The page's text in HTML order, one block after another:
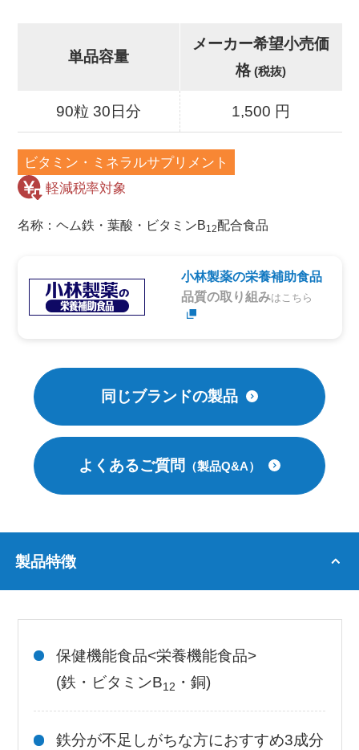
単品容量
メーカー希望小売価
格(税抜)
90粒 30日分 1,500 円
ビタミン・ミネラルサプリメント
名称：ヘム鉄・葉酸・ビタミンB12配合食品
小林製薬の栄養補助食品
品質の取り組みはこちら
同じブランドの製品
よくあるご質問 （製品Q&A）
製品特徴
保健機能食品<栄養機能食品>
(鉄・ビタミンB12 ・銅)
鉄分が不足しがちな方におすすめ3成分